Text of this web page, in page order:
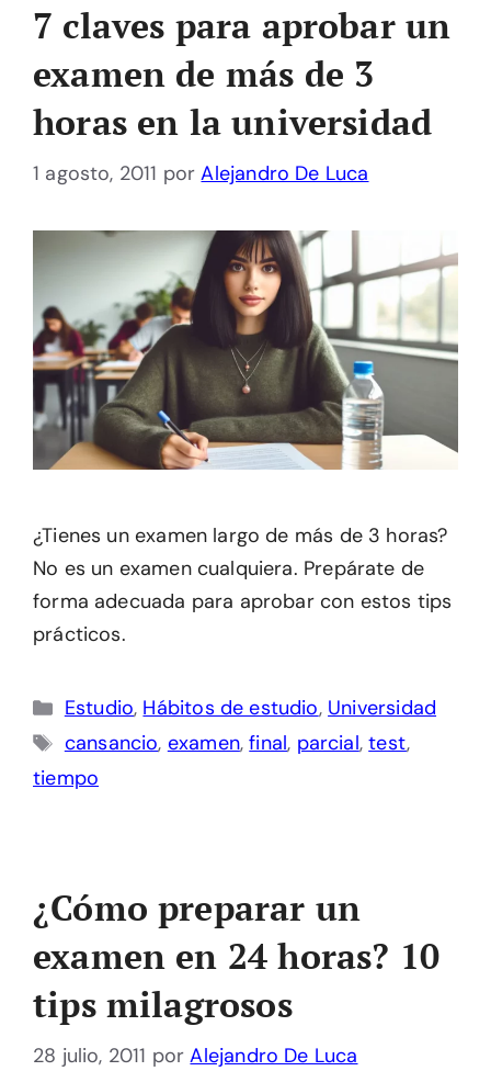
7 claves para aprobar un
examen de más de 3
horas en la universidad
1 agosto, 2011 porAlejandro De Luca
¿Tienes un examen largo de más de 3 horas?
No es un examen cualquiera. Prepárate de
forma adecuada para aprobar con estos tips
prácticos.
Categorías
Estudio, Hábitos de estudio, Universidad
Etiquetas
cansancio, examen,final, parcial,test,
tiempo
¿Cómo preparar un
examen en 24 horas? 10
tips milagrosos
28 julio, 2011 porAlejandro De Luca